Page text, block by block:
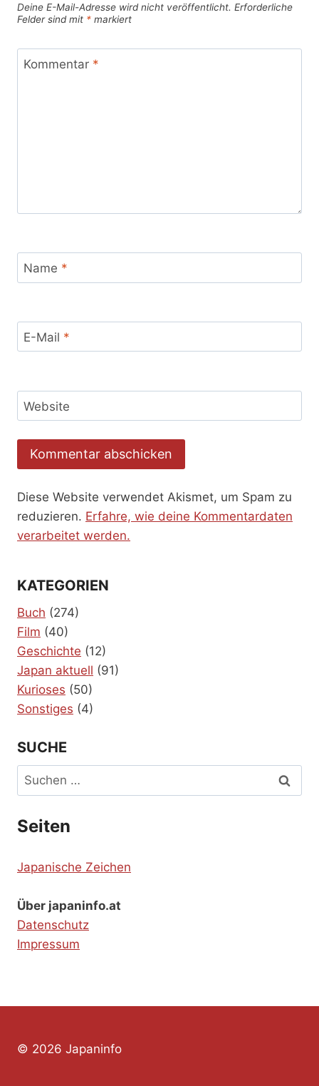
Deine E-Mail-Adresse wird nicht veröffentlicht. Erforderliche
Felder sind mit * markiert
Kommentar *
Name *
E-Mail *
Website
Diese Website verwendet Akismet, um Spam zu
reduzieren. Erfahre, wie deine Kommentardaten
verarbeitet werden.
KATEGORIEN
Buch (274)
Film (40)
Geschichte (12)
Japan aktuell (91)
Kurioses (50)
Sonstiges (4)
SUCHE
Suchen
nach:
Seiten
Japanische Zeichen
Über japaninfo.at
Datenschutz
Impressum
© 2026 Japaninfo